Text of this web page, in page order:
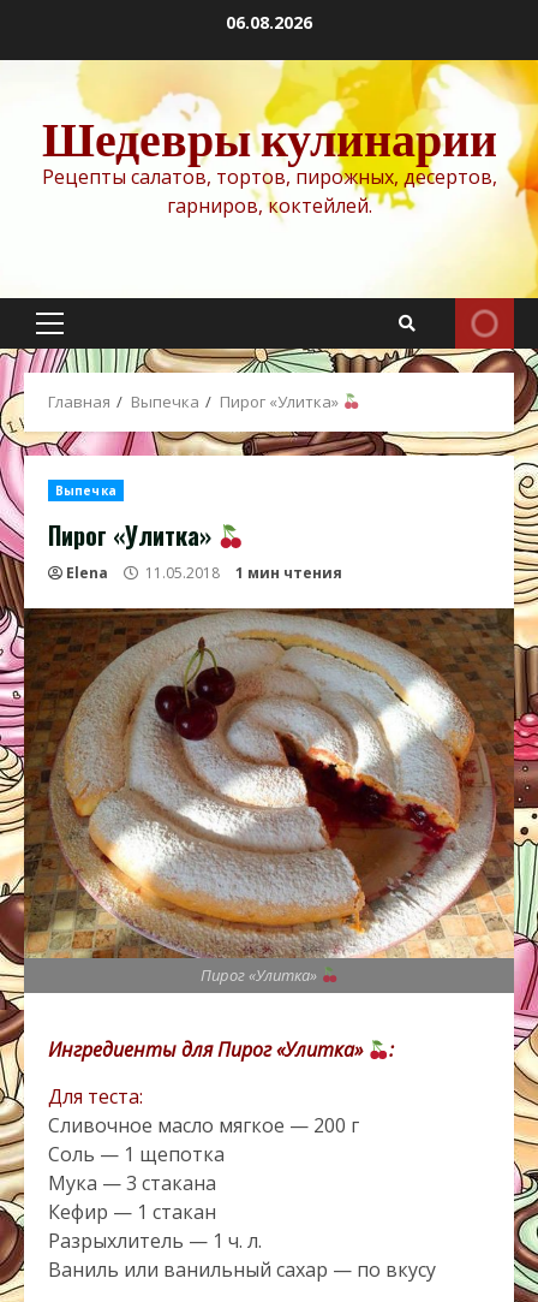
содержимому
06.08.2026
Шедевры кулинарии
Рецепты салатов, тортов, пирожных, десертов,
гарниров, коктейлей.
Основное
меню
Главная Выпечка Пирог «Улитка»
Выпечка
Пирог «Улитка»
Elena 11.05.2018 1 мин чтения
Пирог «Улитка»
Ингредиенты для Пирог «Улитка»
:
Для теста:
Сливочное масло мягкое — 200 г
Соль — 1 щепотка
Мука — 3 стакана
Кефир — 1 стакан
Разрыхлитель — 1 ч. л.
Ваниль или ванильный сахар — по вкусу